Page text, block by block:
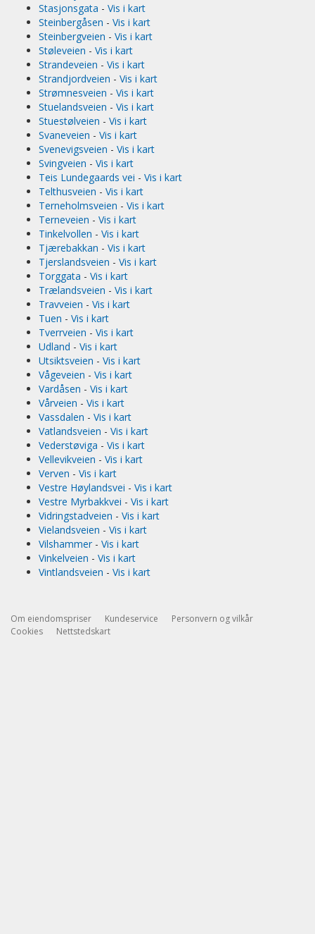
Stasjonsgata - Vis i kart
Steinbergåsen - Vis i kart
Steinbergveien - Vis i kart
Støleveien - Vis i kart
Strandeveien - Vis i kart
Strandjordveien - Vis i kart
Strømnesveien - Vis i kart
Stuelandsveien - Vis i kart
Stuestølveien - Vis i kart
Svaneveien - Vis i kart
Svenevigsveien - Vis i kart
Svingveien - Vis i kart
Teis Lundegaards vei - Vis i kart
Telthusveien - Vis i kart
Terneholmsveien - Vis i kart
Terneveien - Vis i kart
Tinkelvollen - Vis i kart
Tjærebakkan - Vis i kart
Tjerslandsveien - Vis i kart
Torggata - Vis i kart
Trælandsveien - Vis i kart
Travveien - Vis i kart
Tuen - Vis i kart
Tverrveien - Vis i kart
Udland - Vis i kart
Utsiktsveien - Vis i kart
Vågeveien - Vis i kart
Vardåsen - Vis i kart
Vårveien - Vis i kart
Vassdalen - Vis i kart
Vatlandsveien - Vis i kart
Vederstøviga - Vis i kart
Vellevikveien - Vis i kart
Verven - Vis i kart
Vestre Høylandsvei - Vis i kart
Vestre Myrbakkvei - Vis i kart
Vidringstadveien - Vis i kart
Vielandsveien - Vis i kart
Vilshammer - Vis i kart
Vinkelveien - Vis i kart
Vintlandsveien - Vis i kart
Om eiendomspriser Kundeservice
Personvern og vilkår
Cookies
Nettstedskart